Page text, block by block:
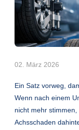
02. März 2026
Ein Satz vorweg,
Wenn nach einem
nicht mehr
Achsschaden